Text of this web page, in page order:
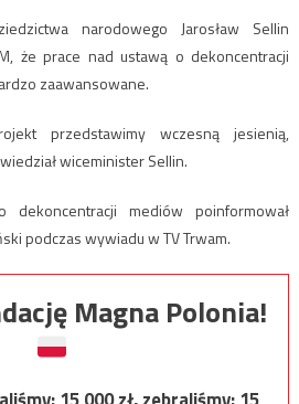
narodowego Jarosław Sellin
że prace nad ustawą o dekoncentracji
zaawansowane.
przedstawimy wczesną jesienią,
wiceminister Sellin.
mediów poinformował
podczas wywiadu w TV Trwam.
Magna Polonia!